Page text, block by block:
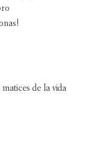
de la vida